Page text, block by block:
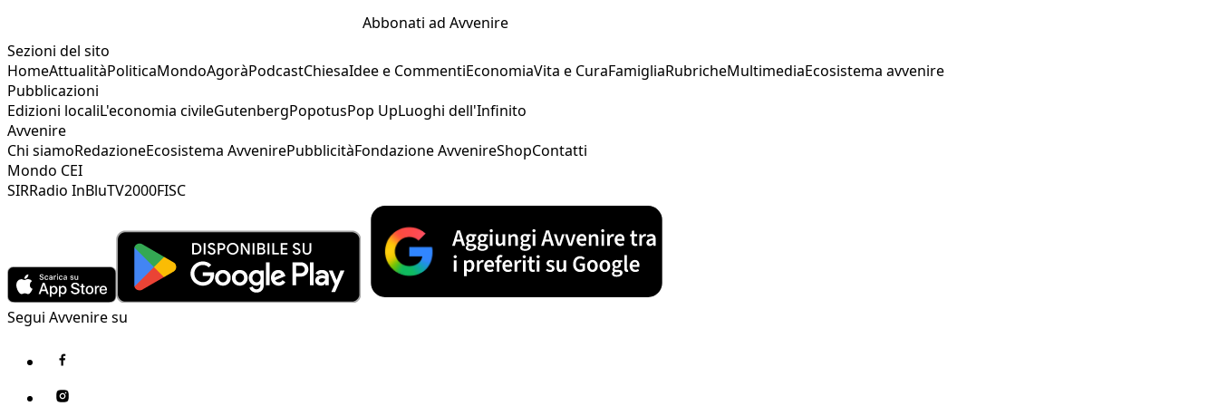
Abbonati ad Avvenire
Sezioni del sito
HomeAttualitàPoliticaMondoAgoràPodcastChiesaIdee e CommentiEconomiaVita e CuraFamigliaRubricheMultimediaEcosistema avvenire
Pubblicazioni
Edizioni localiL'economia civileGutenbergPopotusPop UpLuoghi dell'Infinito
Avvenire
Chi siamoRedazioneEcosistema AvvenirePubblicitàFondazione AvvenireShopContatti
Mondo CEI
SIRRadio InBluTV2000FISC
Segui Avvenire su